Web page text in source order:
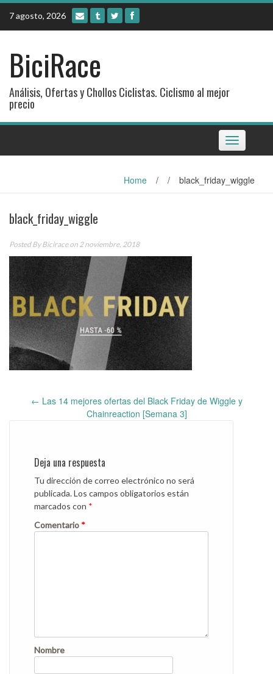
Skip
content
7 agosto, 2026
BiciRace
Análisis, Ofertas y Chollos Ciclistas. Ciclismo al mejor
precio
Toggle
navigation
Home / / black_friday_wiggle
black_friday_wiggle
Posted ByBiciraceon 2 noviembre, 2018
navigation
← Las 14 mejores ofertas del Black Friday de Wiggle y
Chainreaction [Semana 3]
Deja una respuesta
Tu dirección de correo electrónico no será
publicada.Los campos obligatorios están
marcados con *
Comentario *
Nombre